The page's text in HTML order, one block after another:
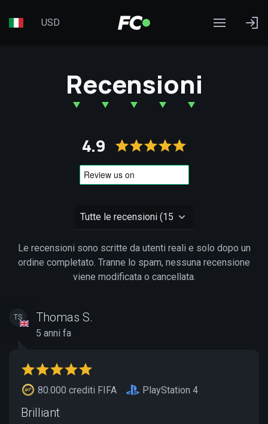
USD
Recensioni
4.9
Le recensioni sono scritte da utenti reali e solo dopo un
ordine completato. Tranne lo spam, nessuna recensione
viene modificata o cancellata.
TS Thomas S.
5 anni fa
80.000 crediti FIFA PlayStation 4
Brilliant